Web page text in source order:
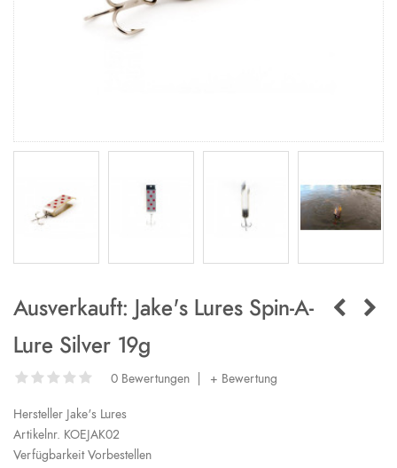
Ausverkauft: Jake's Lures Spin-A-
Lure Silver 19g
0 Bewertungen + Bewertung
Hersteller Jake's Lures
Artikelnr. KOEJAK02
VerfügbarkeitVorbestellen